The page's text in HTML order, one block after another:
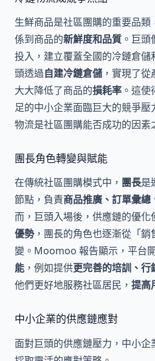
生鮮商品是社區團購的重要品類
係到商品的新鮮度和品質 。巨
投入，建立覆蓋全國的冷鏈倉
頭透過自建冷鏈倉儲 ，實現了
大大降低了商品的損耗率 。這
足的中小企業面臨巨大的競爭
物流是社區團購能否成功的因素
團長角色轉變與賦能
在傳統社區團購模式中， 團長是
節點，負責商品推廣、訂單彙總
而，巨頭入場後，供應鏈的優化
優勢，團長的角色也逐漸從「
變。Moomoo 報告顯示，平台
能 ，例如提供更完善的培訓、
他們更好地服務社區居民， 提高
中小企業的供應鏈應對
面對巨頭的供應鏈壓力，中小企